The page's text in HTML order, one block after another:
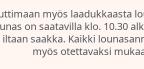
myös laadukkaasta
on saatavilla klo. 10.30
saakka. Kaikki
myös otettavaksi